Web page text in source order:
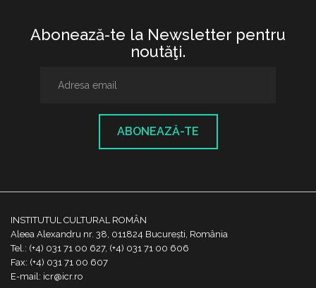
Abonează-te la Newsletter pentru
noutăţi.
ABONEAZĂ-TE
INSTITUTUL CULTURAL ROMÂN
Aleea Alexandru nr. 38, 011824 București, România
Tel.: (+4) 031 71 00 627, (+4) 031 71 00 606
Fax: (+4) 031 71 00 607
E-mail: icr@icr.ro